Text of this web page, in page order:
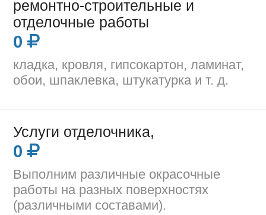
ремонтно-строительные и
отделочные работы
0
кладка, кровля, гипсокартон, ламинат,
обои, шпаклевка, штукатурка и т. д.
Услуги отделочника,
0
Выполним различные окрасочные
работы на разных поверхностях
(различными составами).